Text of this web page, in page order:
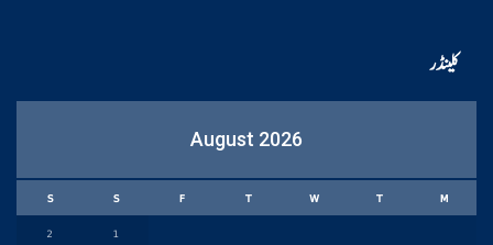
کلینڈر
August 2026
M
T
W
T
F
S
S
1
2